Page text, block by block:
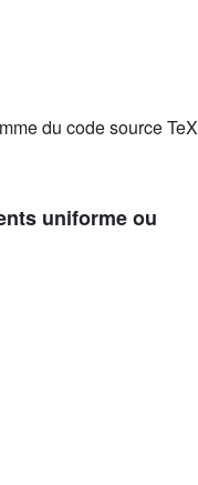
du code source TeX
uniforme ou